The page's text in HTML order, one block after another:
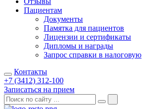
Пациентам
Документы
Памятка для пациентов
Лицензии и сертификаты
Дипломы и награды
Запрос справки в налоговую
Контакты
+7 (3412) 312-100
Записаться на прием